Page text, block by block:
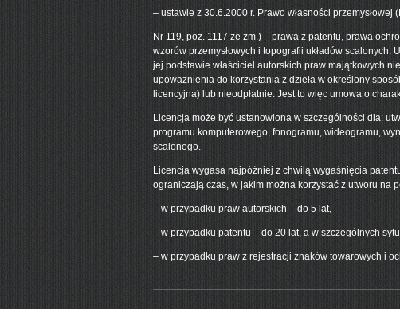
– ustawie z 30.6.2000 r. Prawo własności przemysłowej
Nr 119, poz. 1117 ze zm.) – prawa z patentu, prawa
wzorów przemysłowych i topografii układów
jej podstawie właściciel autorskich praw majątkowych
upoważnienia do korzystania z dzieła w określony
licencyjna) lub nieodpłatnie. Jest to więc umowa o
Licencja może być ustanowiona w szczególności dla:
programu komputerowego, fonogramu, wideogramu,
scalonego.
Licencja wygasa najpóźniej z chwilą wygaśnięcia
ograniczają czas, w jakim można korzystać z utworu na
– w przypadku praw autorskich – do 5 lat,
– w przypadku patentu – do 20 lat, a w szczególnych
– w przypadku praw z rejestracji znaków towarowych i